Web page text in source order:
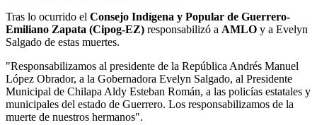
Tras lo ocurrido el Consejo Indígena y Popular de Guerrero-
Emiliano Zapata (Cipog-EZ) responsabilizó a AMLO y a Evelyn
Salgado de estas muertes.
"Responsabilizamos al presidente de la República Andrés Manuel
López Obrador, a la Gobernadora Evelyn Salgado, al Presidente
Municipal de Chilapa Aldy Esteban Román, a las policías estatales y
municipales del estado de Guerrero. Los responsabilizamos de la
muerte de nuestros hermanos".